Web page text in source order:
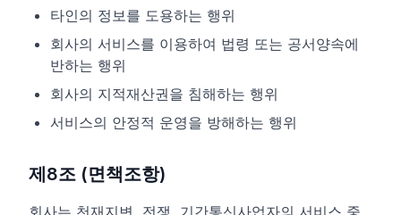
타인의 정보를 도용하는 행위
회사의 서비스를 이용하여 법령 또는 공서양속에
반하는 행위
회사의 지적재산권을 침해하는 행위
서비스의 안정적 운영을 방해하는 행위
제8조 (면책조항)
회사는 천재지변, 전쟁, 기간통신사업자의 서비스 중